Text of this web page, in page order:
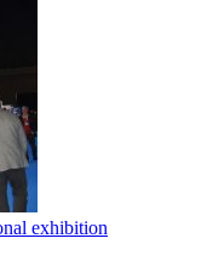
exhibition